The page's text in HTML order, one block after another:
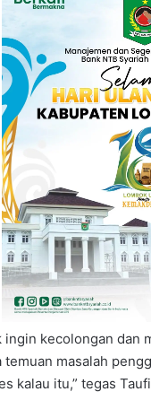
ingin kecolongan
masalah
kalau itu,” tegas